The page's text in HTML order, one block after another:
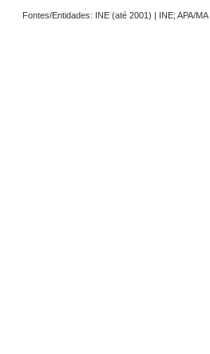
Fontes/Entidades: INE (até 2001) | INE; APA/